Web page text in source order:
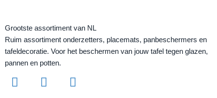
Grootste assortiment van NL
Ruim assortiment onderzetters, placemats, panbeschermers en
tafeldecoratie. Voor het beschermen van jouw tafel tegen glazen,
pannen en potten.